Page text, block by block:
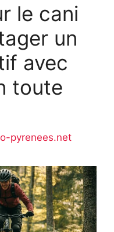
le cani
un
avec
toute
pyrenees.net